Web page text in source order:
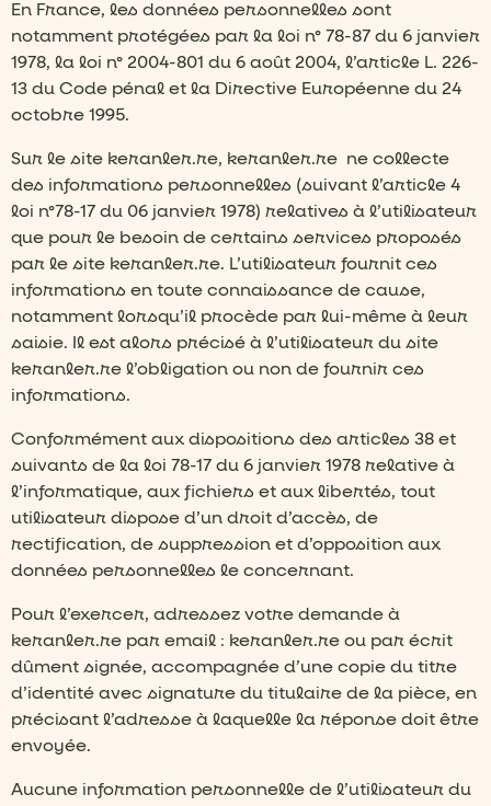
En France, les données personnelles sont
notamment protégées par la loi n° 78-87 du 6 janvier
1978, la loi n° 2004-801 du 6 août 2004, l’article L. 226-
13 du Code pénal et la Directive Européenne du 24
octobre 1995.
Sur le site keranler.re, keranler.re ne collecte
des informations personnelles (suivant l’article 4
loi n°78-17 du 06 janvier 1978) relatives à l’utilisateur
que pour le besoin de certains services proposés
par le site keranler.re. L’utilisateur fournit ces
informations en toute connaissance de cause,
notamment lorsqu’il procède par lui-même à leur
saisie. Il est alors précisé à l’utilisateur du site
keranler.re l’obligation ou non de fournir ces
informations.
Conformément aux dispositions des articles 38 et
suivants de la loi 78-17 du 6 janvier 1978 relative à
l’informatique, aux fichiers et aux libertés, tout
utilisateur dispose d’un droit d’accès, de
rectification, de suppression et d’opposition aux
données personnelles le concernant.
Pour l’exercer, adressez votre demande à
keranler.re par email : keranler.re ou par écrit
dûment signée, accompagnée d’une copie du titre
d’identité avec signature du titulaire de la pièce, en
précisant l’adresse à laquelle la réponse doit être
envoyée.
Aucune information personnelle de l’utilisateur du